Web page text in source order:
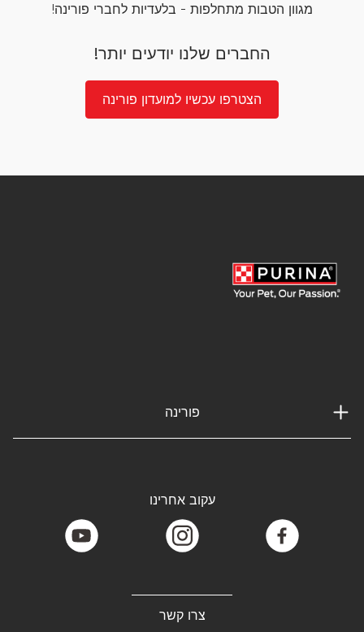
מגוון הטבות מתחלפות - בלעדיות לחברי פורינה!
החברים שלנו יודעים יותר!
הצטרפו עכשיו למועדון פורינה
פורינה
צרו קשר
עקוב אחרינו
facebook
instagram
youtube